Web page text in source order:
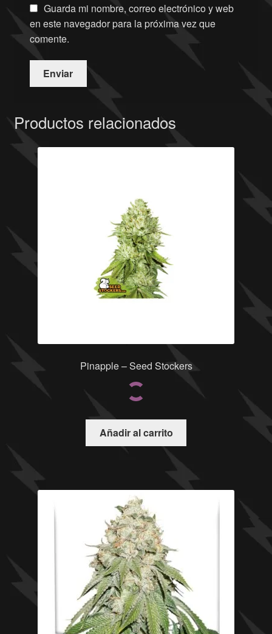
Guarda mi nombre, correo electrónico y web
en este navegador para la próxima vez que
comente.
Productos relacionados
Pinapple – Seed Stockers
Añadir al carrito